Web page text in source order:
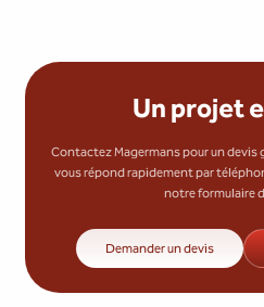
Un projet
Contactez Magermans pour un devis
vous répond rapidement par
notre formulaire
Demander un devis